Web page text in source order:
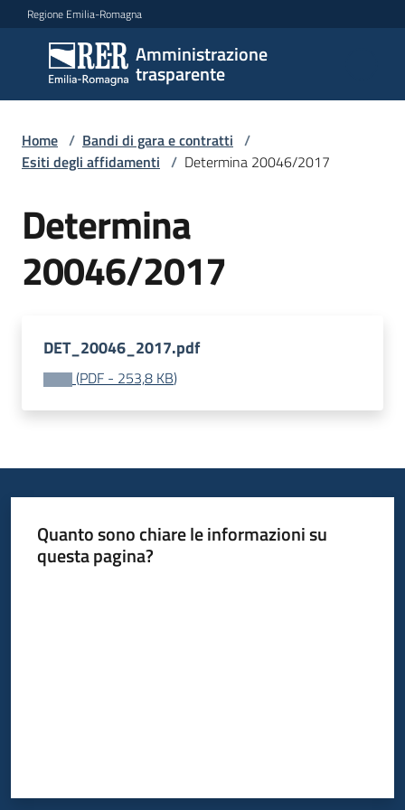
Vai al contenuto
Vai alla navigazione
Vai al footer
Regione Emilia-Romagna
Amministrazione
trasparente
Amministrazione
trasparente
Sottosezioni
Accesso
Home / Bandi di gara e contratti /
Esiti degli affidamenti / Determina 20046/2017
Determina
20046/2017
DET_20046_2017.pdf
(PDF - 253,8 KB)
Quanto sono chiare le informazioni su
questa pagina?